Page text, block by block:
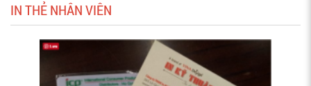
IN THẺ NHÂN VIÊN